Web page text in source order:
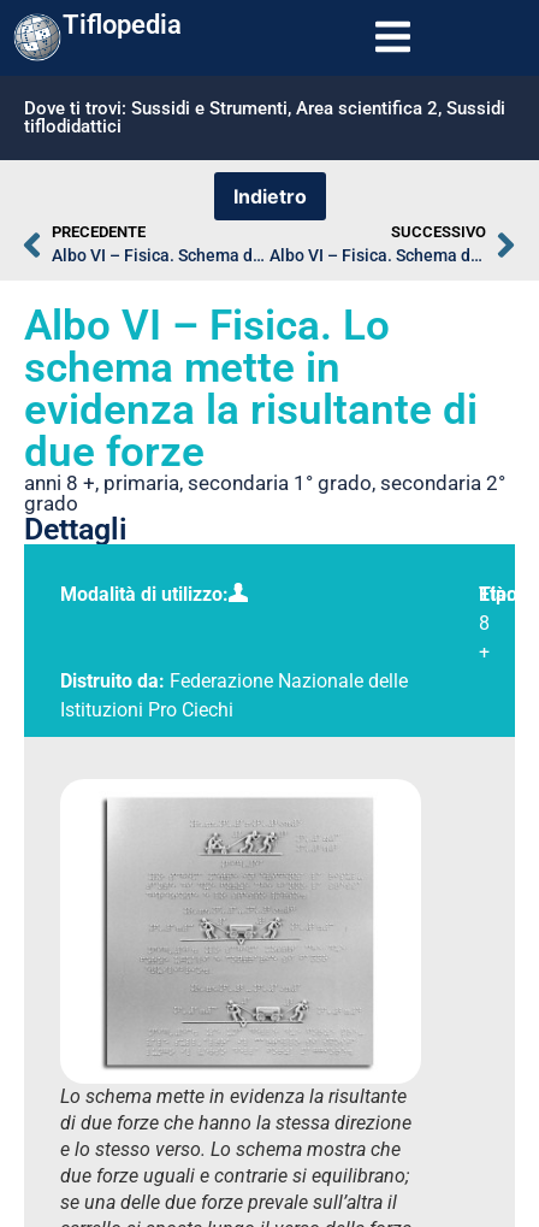
Tiflopedia
Dove ti trovi: Sussidi e Strumenti, Area scientifica 2, Sussidi
tiflodidattici
PRECEDENTE
Albo VI – Fisica. Schema del funzionamento di un apparecchio per la distillazione e schema della “pentola di Papin”
SUCCESSIVO
Albo VI – Fisica. Schema di una locomotiva e schema del cassetto di distribuzione
Albo VI – Fisica. Lo
schema mette in
evidenza la risultante di
due forze
anni 8 +, primaria, secondaria 1° grado, secondaria 2°
grado
Dettagli
Modalità di utilizzo:
Età:
8
+
Distruito da: Federazione Nazionale delle
Istituzioni Pro Ciechi
Lo schema mette in evidenza la risultante
di due forze che hanno la stessa direzione
e lo stesso verso. Lo schema mostra che
due forze uguali e contrarie si equilibrano;
se una delle due forze prevale sull’altra il